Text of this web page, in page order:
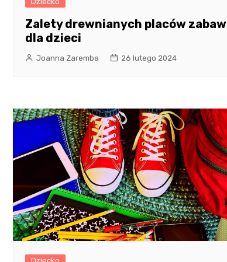
Zalety drewnianych placów zabaw
dla dzieci
Joanna Zaremba 26 lutego 2024
Dziecko